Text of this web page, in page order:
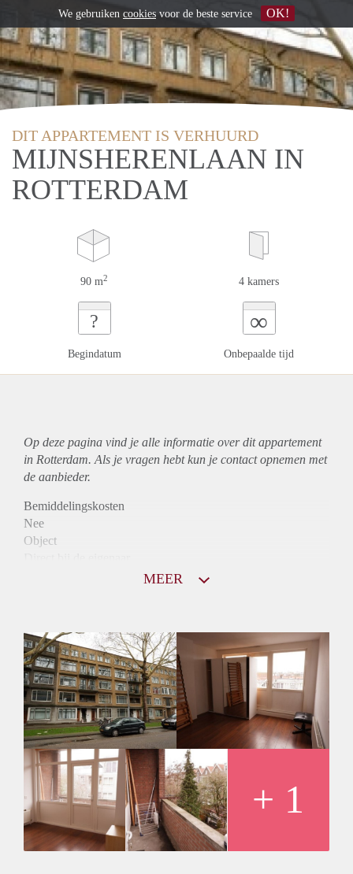
DIT APPARTEMENT IS VERHUURD
MIJNSHERENLAAN IN
ROTTERDAM
90 m2 4 kamers
?
Begindatum
∞
Onbepaalde tijd
Op deze pagina vind je alle informatie over ditappartement
in Rotterdam. Als je vragen hebt kun je contact opnemen met
de aanbieder.
Bemiddelingskosten
Nee
Object
Huurtoeslag
Mogelijk
Inkomen eis
N.V.T.
Huurtermijn
Onbepaalde termijn
Oplevering
Kaal
MEER
+ 1
We gebruiken cookies voor de beste service OK!